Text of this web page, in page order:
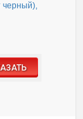
черный),